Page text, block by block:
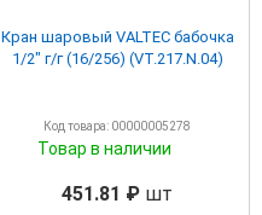
Кран шаровый VALTEC бабочка
1/2" г/г (16/256) (VT.217.N.04)
Код товара: 00000005278
Товар в наличии
451.81 ₽ шт